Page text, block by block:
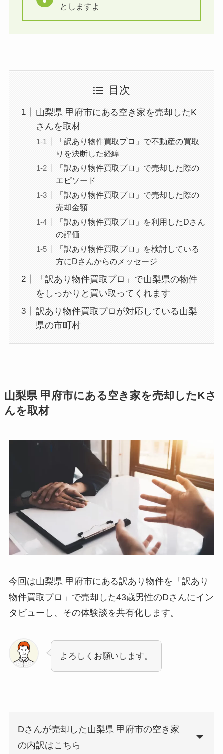
としますよ
目次
山梨県 甲府市にある空き家を売却したK
さんを取材
「訳あり物件買取プロ」で不動産の買取
りを決断した経緯
「訳あり物件買取プロ」で売却した際の
エピソード
「訳あり物件買取プロ」で売却した際の
売却金額
「訳あり物件買取プロ」を利用したDさん
の評価
「訳あり物件買取プロ」を検討している
方にDさんからのメッセージ
「訳あり物件買取プロ」で山梨県の物件
をしっかりと買い取ってくれます
訳あり物件買取プロが対応している山梨
県の市町村
山梨県 甲府市にある空き家を売却したKさ
んを取材
今回は山梨県 甲府市にある訳あり物件を「訳あり
物件買取プロ」で売却した43歳男性のDさんにイン
タビューし、その体験談を共有化します。
よろしくお願いします。
Dさんが売却した山梨県 甲府市の空き家
の内訳はこちら